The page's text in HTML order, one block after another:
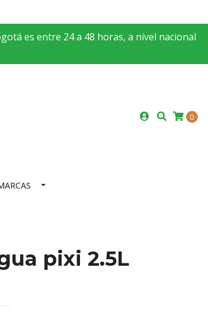
es entre 24 a 48 horas, a nivel nacional
0
pixi 2.5L